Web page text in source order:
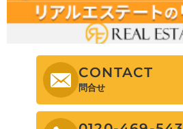
CONTACT
問合せ